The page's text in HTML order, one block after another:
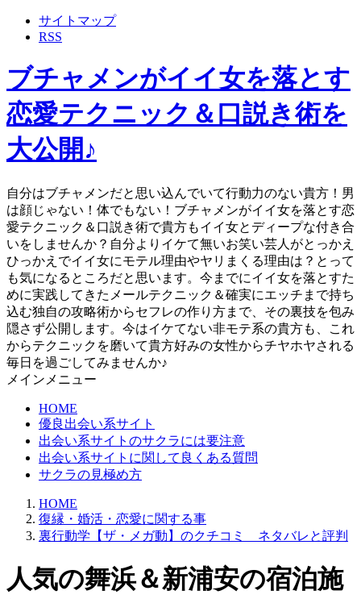
サイトマップ
RSS
ブチャメンがイイ女を落とす
恋愛テクニック＆口説き術を
大公開♪
自分はブチャメンだと思い込んでいて行動力のない貴方！男
は顔じゃない！体でもない！ブチャメンがイイ女を落とす恋
愛テクニック＆口説き術で貴方もイイ女とディープな付き合
いをしませんか？自分よりイケて無いお笑い芸人がとっかえ
ひっかえでイイ女にモテル理由やヤリまくる理由は？とって
も気になるところだと思います。今までにイイ女を落とすた
めに実践してきたメールテクニック＆確実にエッチまで持ち
込む独自の攻略術からセフレの作り方まで、その裏技を包み
隠さず公開します。今はイケてない非モテ系の貴方も、これ
からテクニックを磨いて貴方好みの女性からチヤホヤされる
毎日を過ごしてみませんか♪
メインメニュー
HOME
優良出会い系サイト
出会い系サイトのサクラには要注意
出会い系サイトに関して良くある質問
サクラの見極め方
HOME
復縁・婚活・恋愛に関する事
裏行動学【ザ・メガ動】のクチコミ ネタバレと評判
人気の舞浜＆新浦安の宿泊施